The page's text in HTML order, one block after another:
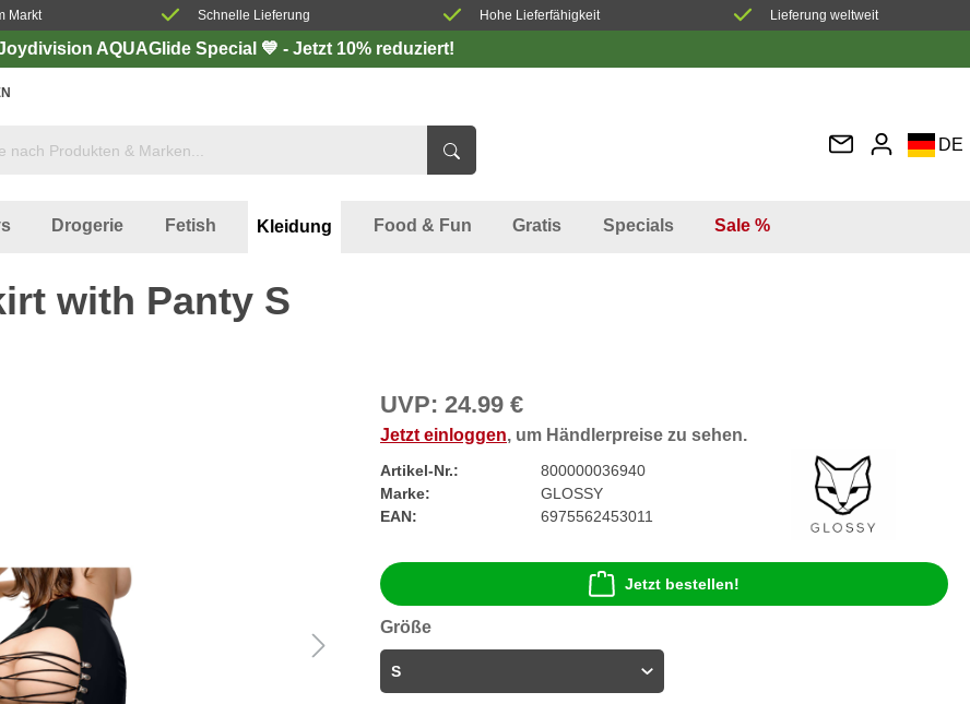
Markt Schnelle Lieferung Hohe Lieferfähigkeit Lieferung weltweit
AQUAGlide Special 💙 - Jetzt 10% reduziert!
DE
Drogerie Fetish Kleidung Food & Fun Gratis Specials Sale %
with Panty S
UVP: 24.99 €
Jetzt einloggen, um Händlerpreise zu sehen.
Artikel-Nr.:
800000036940
Marke:
GLOSSY
EAN:
6975562453011
Jetzt bestellen!
Größe